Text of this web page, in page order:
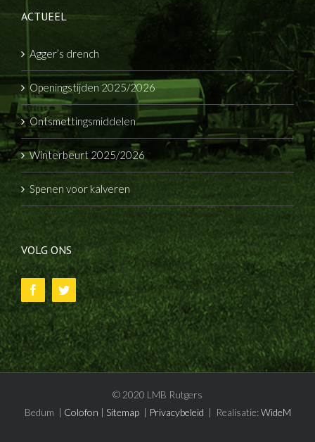
ACTUEEL
Agger’s drench
Openingstijden 2025/2026
Ontsmettingsmiddelen
Winterbeurt 2025/2026
Spenen voor kalveren
VOLG ONS
© 2020 LMB Rutgers
Bedum | Colofon | Sitemap| Privacybeleid | Realisatie:WideM